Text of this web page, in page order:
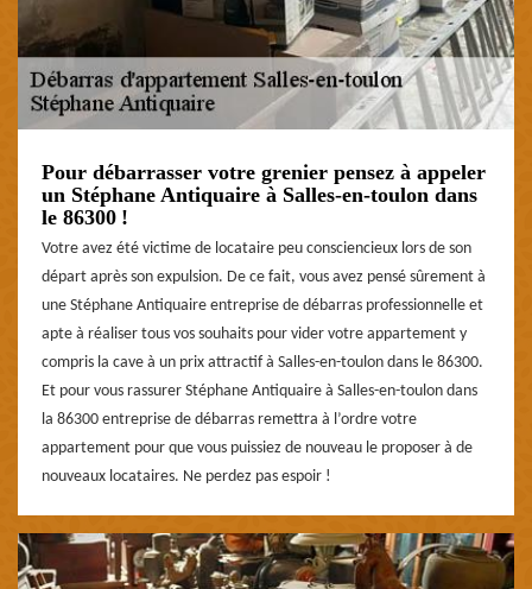
Pour débarrasser votre grenier pensez à appeler
un Stéphane Antiquaire à Salles-en-toulon dans
le 86300 !
Votre avez été victime de locataire peu consciencieux lors de son
départ après son expulsion. De ce fait, vous avez pensé sûrement à
une Stéphane Antiquaire entreprise de débarras professionnelle et
apte à réaliser tous vos souhaits pour vider votre appartement y
compris la cave à un prix attractif à Salles-en-toulon dans le 86300.
Et pour vous rassurer Stéphane Antiquaire à Salles-en-toulon dans
la 86300 entreprise de débarras remettra à l’ordre votre
appartement pour que vous puissiez de nouveau le proposer à de
nouveaux locataires. Ne perdez pas espoir !